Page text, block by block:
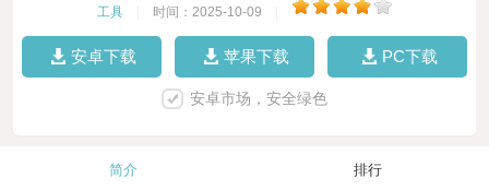
工具 时间：2025-10-09
安卓下载 苹果下载 PC下载
安卓市场，安全绿色
简介 排行